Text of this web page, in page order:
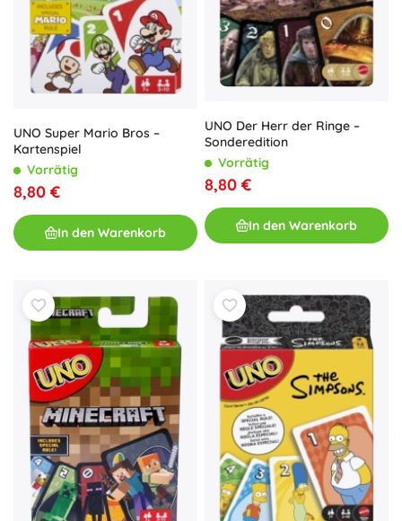
UNO Super Mario Bros –
Kartenspiel
Vorrätig
8,80 €
In den Warenkorb
UNO Der Herr der Ringe –
Sonderedition
Vorrätig
8,80 €
In den Warenkorb